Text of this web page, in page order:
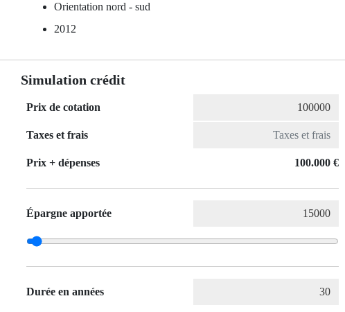
Orientation nord - sud
2012
Simulation crédit
Prix de cotation
Taxes et frais
Prix ​​+ dépenses 100.000 €
Épargne apportée
Durée en années